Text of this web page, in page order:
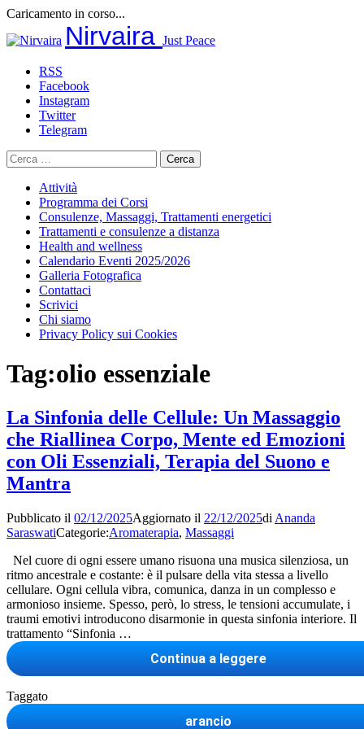
Caricamento in corso...
al
Nirvaira Just Peace
RSS
Facebook
Instagram
Twitter
Telegram
Ricerca
per:
Attività
Programma dei Corsi
Consulenze, Massaggi, Trattamenti energetici
Trattamenti e consulenze a distanza
Health and wellness
Calendario Eventi 2025/2026
Galleria Fotografica
Contattaci
Scrivici
Chi siamo
Privacy Policy sui Cookies
Tag:olio essenziale
La Sinfonia delle Cellule: Un Massaggio
che Riallinea Corpo, Mente ed Emozioni
con Oli Essenziali, Terapia del Suono e
Mantra
Pubblicato il 02/12/2025Aggiornato il 22/12/2025di Ananda
SaraswatiCategorie:Aromaterapia, Massaggi
Nel cuore di ogni essere umano risuona una musica silenziosa, un
ritmo ancestrale e costante: è il pulsare della vita stessa a livello
cellulare. Ogni cellula vibra, comunica, danza in un complesso e
armonioso insieme. Spesso, però, lo stress, le tensioni accumulate, i
traumi emotivi introducono disarmonie in questa sinfonia interiore. Il
trattamento “Sinfonia …
Continua a leggereLa
Sinfonia
Cellule:
Taggato
arancio